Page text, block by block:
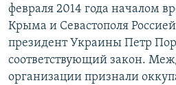
февраля 2014 года началом
Крыма и Севастополя
президент Украины Петр
соответствующий закон.
организации признали